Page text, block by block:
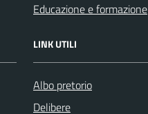
Educazione e formazione
LINK UTILI
Albo pretorio
Delibere